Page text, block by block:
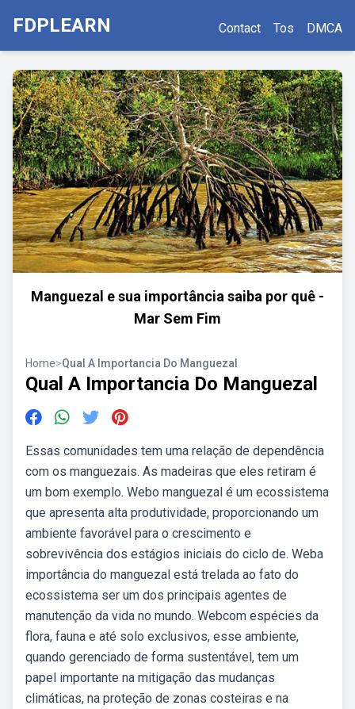
FDPLEARN Contact Tos DMCA
Manguezal e sua importância saiba por quê -
Mar Sem Fim
Home>Qual A Importancia Do Manguezal
Qual A Importancia Do Manguezal
Essas comunidades tem uma relação de dependência
com os manguezais. As madeiras que eles retiram é
um bom exemplo. Webo manguezal é um ecossistema
que apresenta alta produtividade, proporcionando um
ambiente favorável para o crescimento e
sobrevivência dos estágios iniciais do ciclo de. Weba
importância do manguezal está trelada ao fato do
ecossistema ser um dos principais agentes de
manutenção da vida no mundo. Webcom espécies da
flora, fauna e até solo exclusivos, esse ambiente,
quando gerenciado de forma sustentável, tem um
papel importante na mitigação das mudanças
climáticas, na proteção de zonas costeiras e na